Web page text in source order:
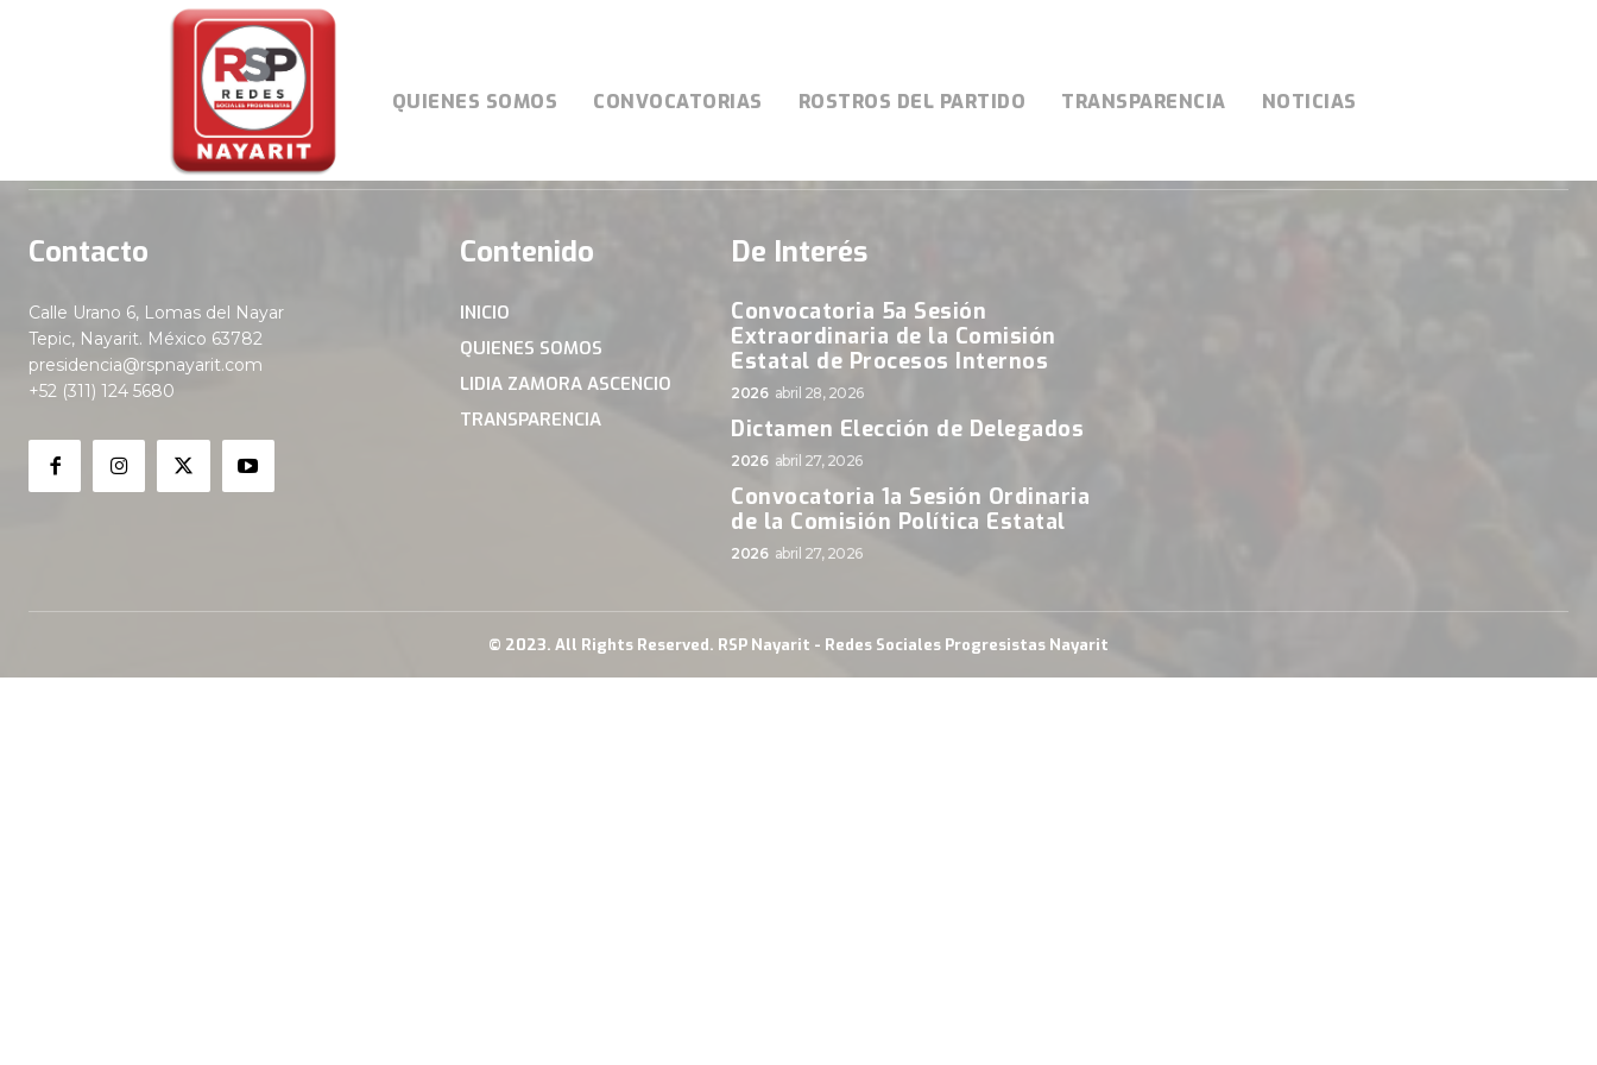
QUIENES SOMOS CONVOCATORIAS ROSTROS DEL PARTIDO TRANSPARENCIA NOTICIAS
Contacto
Calle Urano 6, Lomas del Nayar
Tepic, Nayarit. México 63782
presidencia@rspnayarit.com
+52 (311) 124 5680
Contenido
INICIO
QUIENES SOMOS
LIDIA ZAMORA ASCENCIO
TRANSPARENCIA
De Interés
Convocatoria 5a Sesión
Extraordinaria de la Comisión
Estatal de Procesos Internos
2026 abril 28, 2026
Dictamen Elección de Delegados
2026 abril 27, 2026
Convocatoria 1a Sesión Ordinaria
de la Comisión Política Estatal
2026 abril 27, 2026
© 2023. All Rights Reserved. RSP Nayarit - Redes Sociales Progresistas Nayarit